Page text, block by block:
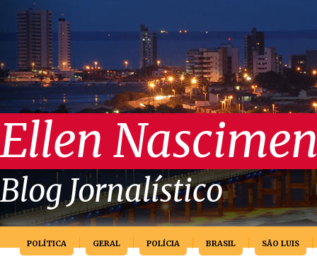
Ellen
Blog Jornalístico
POLÍTICA GERAL POLÍCIA BRASIL SÃO LUIS